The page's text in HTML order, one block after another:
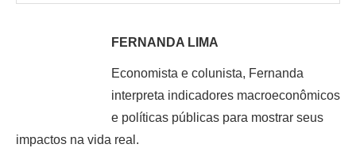
FERNANDA LIMA
Economista e colunista, Fernanda
interpreta indicadores macroeconômicos
e políticas públicas para mostrar seus
impactos na vida real.